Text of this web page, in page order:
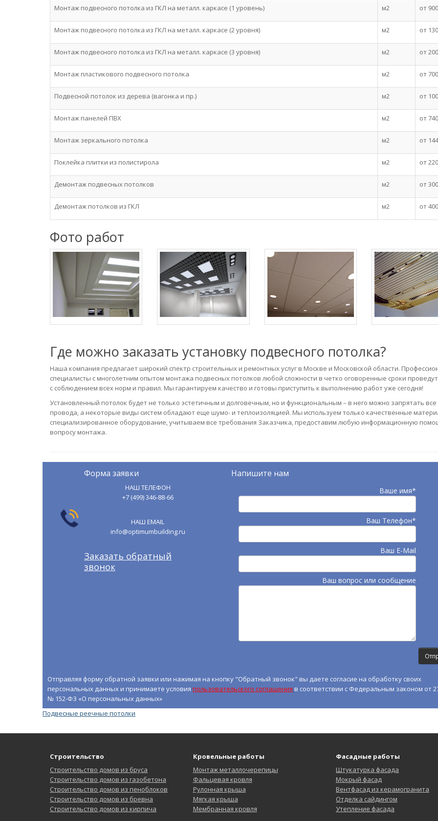
Монтаж подвесного потолка из ГКЛ на металл. каркасе (1 уровень) м2 от 900
Монтаж подвесного потолка из ГКЛ на металл. каркасе (2 уровня) м2 от
Монтаж подвесного потолка из ГКЛ на металл. каркасе (3 уровня) м2 от 200
Монтаж пластикового подвесного потолка м2 от 700
Подвесной потолок из дерева (вагонка и пр.) м2 от
Монтаж панелей ПВХ м2 от 740
Монтаж зеркального потолка м2 от
Поклейка плитки из полистирола м2 от 220
Демонтаж подвесных потолков м2 от 300
Демонтаж потолков из ГКЛ м2 от 400
Фото работ
Где можно заказать установку подвесного потолка?
Наша компания предлагает широкий спектр строительных и ремонтных услуг в Москве и Московской области.
специалисты с многолетним опытом монтажа подвесных потолков любой сложности в четко оговоренные сроки
с соблюдением всех норм и правил. Мы гарантируем качество и готовы приступить к выполнению работ уже сегодня!
Установленный потолок будет не только эстетичным и долговечным, но и функциональным – в него можно запрятать все
провода, а некоторые виды систем обладают еще шумо- и теплоизоляцией. Мы используем только качественные
специализированное оборудование, учитываем все требования Заказчика, предоставим любую информационную
вопросу монтажа.
Форма заявки
НАШ ТЕЛЕФОН
+7 (499) 346-88-66
НАШ EMAIL
info@optimumbuilding.ru
Заказать обратный
звонок
Напишите нам
Ваше имя*
Ваш Телефон*
Ваш E-Mail
Ваш вопрос или сообщение
Отправляя форму обратной заявки или нажимая на кнопку "Обратный звонок" вы даете согласие на обработку своих
персональных данных и принимаете условия пользовательского соглашения в соответствии с Федеральным законом от
№ 152-ФЗ «О персональных данных»
Подвесные реечные потолки
Строительство
Строительство домов из бруса
Строительство домов из газобетона
Строительство домов из пеноблоков
Строительство домов из бревна
Строительство домов из кирпича
Кровельные работы
Монтаж металлочерепицы
Фальцевая кровля
Рулонная крыша
Мягкая крыша
Мембранная кровля
Фасадные работы
Штукатурка фасада
Мокрый фасад
Вентфасад из керамогранита
Отделка сайдингом
Утепление фасада